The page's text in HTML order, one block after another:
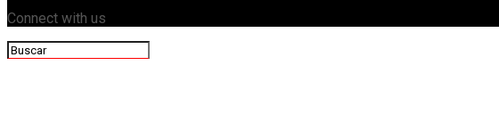
Connect with us